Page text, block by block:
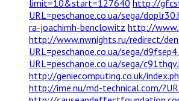
limit=10&start=127640 http://
URL=peschanoe.co.ua/sega/
ra-joachimh-benclowitz http://
http://www.nwnights.ru/redirect/
URL=peschanoe.co.ua/sega/
URL=peschanoe.co.ua/sega/
http://geniecomputing.co.uk/
http://ime.nu/md-technical.com/